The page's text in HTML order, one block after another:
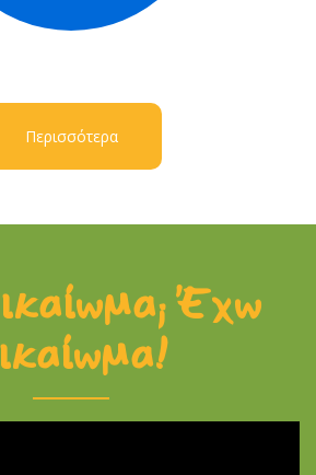
Περισσότερα
Έχω